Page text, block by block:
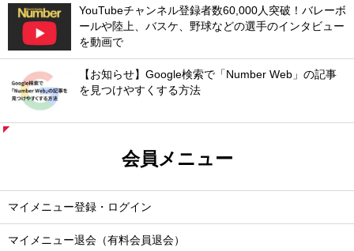
YouTubeチャンネル登録者数60,000人突破！バレーボ
ールや陸上、バスケ、野球などの選手のインタビュー
を動画で
【お知らせ】Google検索で「Number Web」の記事
を見つけやすくする方法
会員メニュー
マイメニュー登録・ログイン
マイメニュー退会（有料会員退会）